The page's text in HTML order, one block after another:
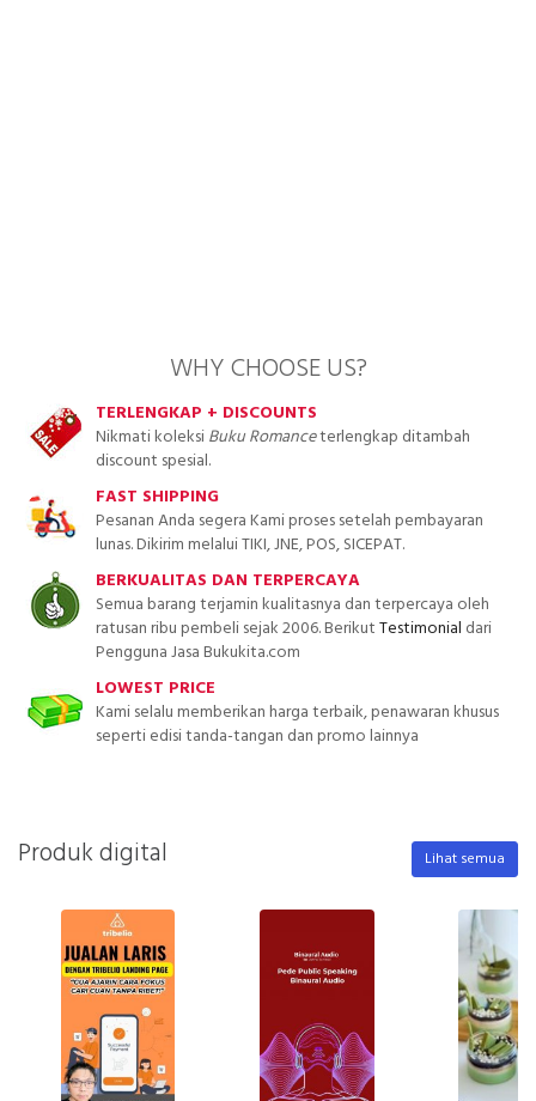
WHY CHOOSE US?
TERLENGKAP + DISCOUNTS
Nikmati koleksiBuku Romanceterlengkap ditambah
discount spesial.
FAST SHIPPING
Pesanan Anda segera Kami proses setelah pembayaran
lunas. Dikirim melalui TIKI, JNE, POS, SICEPAT.
BERKUALITAS DAN TERPERCAYA
Semua barang terjamin kualitasnya dan terpercaya oleh
ratusan ribu pembeli sejak 2006. BerikutTestimonial dari
Pengguna Jasa Bukukita.com
LOWEST PRICE
Kami selalu memberikan harga terbaik, penawaran khusus
seperti edisi tanda-tangan dan promo lainnya
Produk digital Lihat semua